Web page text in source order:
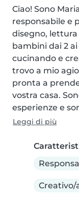
Ciao! Sono
responsabile e
disegno, lettura
bambini dai 2
cucinando e
trovo a mio
pronta a
vostra casa.
esperienze e
Leggi di più
Creativo/